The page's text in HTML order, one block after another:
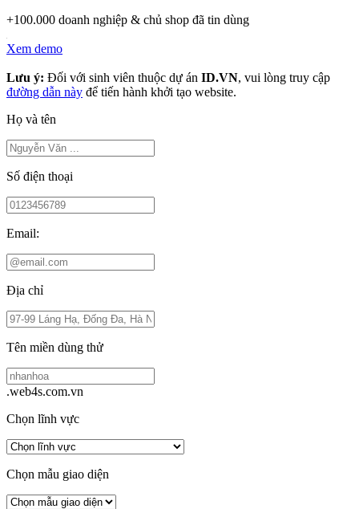
+100.000 doanh nghiệp & chủ shop đã tin dùng
Xem demo
Lưu ý: Đối với sinh viên thuộc dự án ID.VN, vui lòng truy cập
đường dẫn này để tiến hành khởi tạo website.
Họ và tên
Số điện thoại
Email:
Địa chỉ
Tên miền dùng thử
.web4s.com.vn
Chọn lĩnh vực
Chọn mẫu giao diện